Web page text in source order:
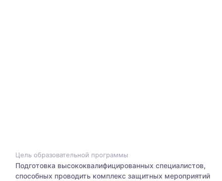
Цель образовательной программы
Подготовка высококвалифицированных специалистов,
способных проводить комплекс защитных мероприятий